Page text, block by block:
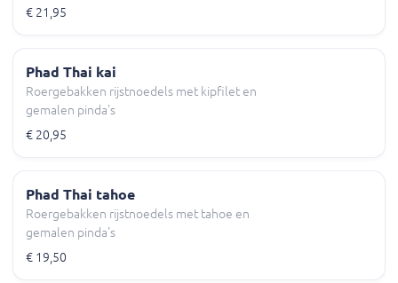
€ 21,95
Phad Thai kai
Roergebakken rijstnoedels met kipfilet en
gemalen pinda's
€ 20,95
Phad Thai tahoe
Roergebakken rijstnoedels met tahoe en
gemalen pinda's
€ 19,50